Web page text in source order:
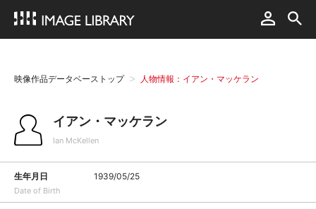
映像作品データベーストップ 人物情報：イアン・マッケラン
イアン・マッケラン
Ian McKellen
生年月日
Date of Birth
1939/05/25